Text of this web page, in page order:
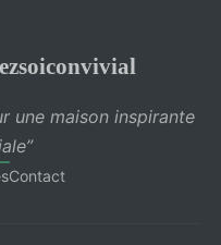
une maison inspirante
Contact